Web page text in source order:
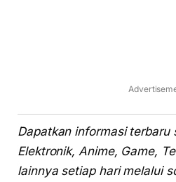
Dapatkan informasi terbaru
Elektronik, Anime, Game,
lainnya setiap hari melalui